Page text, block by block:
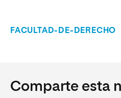
FACULTAD-DE-DERECHO
Comparte esta